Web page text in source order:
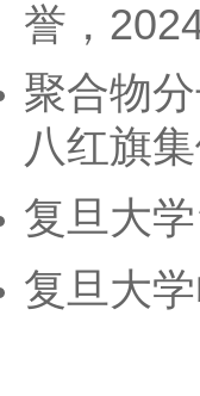
誉，
聚合物
八红旗
复旦大
复旦大